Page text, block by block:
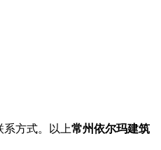
系方式。以上常州依尔玛建筑